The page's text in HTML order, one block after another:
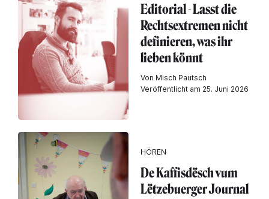
Editorial - Lasst die
Rechtsextremen nicht
definieren, was ihr
lieben könnt
Von Misch Pautsch
Veröffentlicht am 25. Juni 2026
HÖREN
De Kaffisdësch vum
Lëtzebuerger Journal